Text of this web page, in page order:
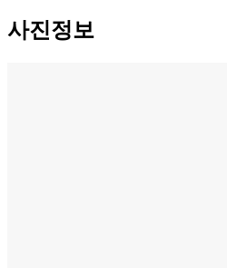
사진정보